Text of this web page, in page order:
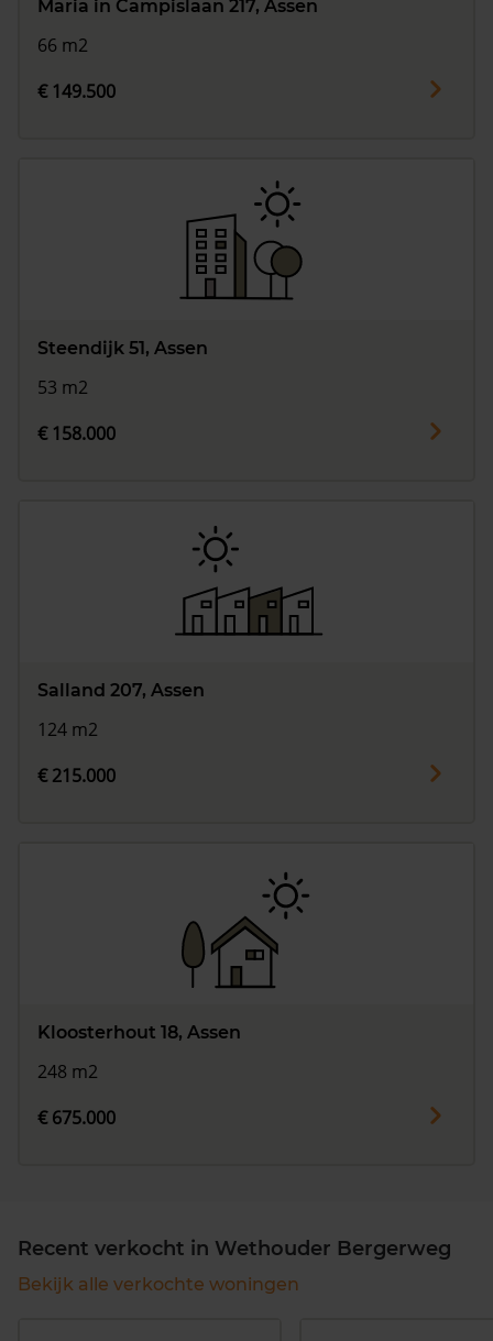
Maria in Campislaan 217, Assen
66 m2
€ 149.500
Steendijk 51, Assen
53 m2
€ 158.000
Salland 207, Assen
124 m2
€ 215.000
Kloosterhout 18, Assen
248 m2
€ 675.000
Recent verkocht in Wethouder Bergerweg
Bekijk alle verkochte woningen